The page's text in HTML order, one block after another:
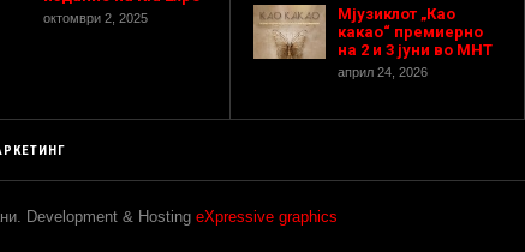
октомври 2, 2025
Мјузиклот „Као
какао“ премиерно
на 2 и 3 јуни во МНТ
април 24, 2026
Development & Hosting eXpressive graphics